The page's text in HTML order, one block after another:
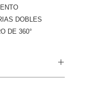
DOBLES
DE 360°